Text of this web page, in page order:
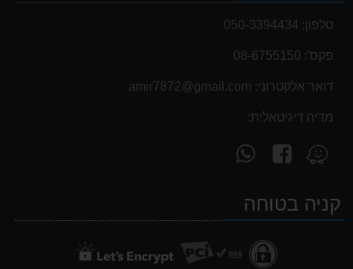
טלפון: 050-3394434
פקס': 08-6755150
דואר אלקטרוני: ‫amir7872@gmail.com‬
מדיה דיגיטאלית:
מצא
אותנו
Waze
עקוב
אחרינו
facebookקניה בטוחה